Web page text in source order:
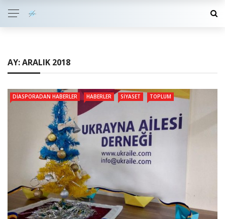
AY:ARALIK 2018
DIASPORADAN HABERLER HABERLER SIYASET TOPLUM